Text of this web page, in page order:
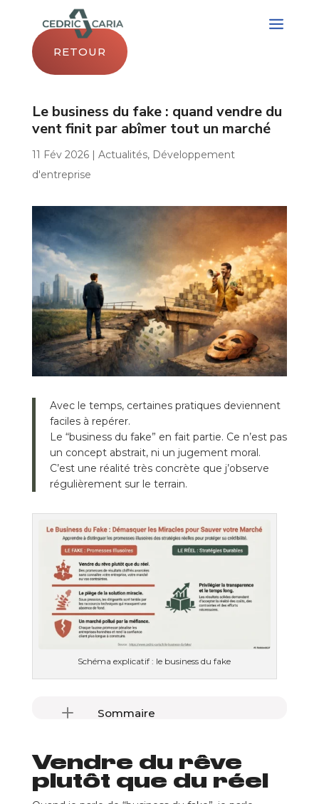
RETOUR
Le business du fake : quand vendre du
vent finit par abîmer tout un marché
11 Fév 2026| Actualités, Développement
d'entreprise
Avec le temps, certaines pratiques deviennent
faciles à repérer.
Le “business du fake” en fait partie. Ce n’est pas
un concept abstrait, ni un jugement moral.
C’est une réalité très concrète que j’observe
régulièrement sur le terrain.
Schéma explicatif : le business du fake
Sommaire
Pourquoi ce type de discours fonctionne si bien
Un impact qui dépasse largement le client concerné
La responsabilité des dirigeants
Vendre du rêve
plutôt que du réel